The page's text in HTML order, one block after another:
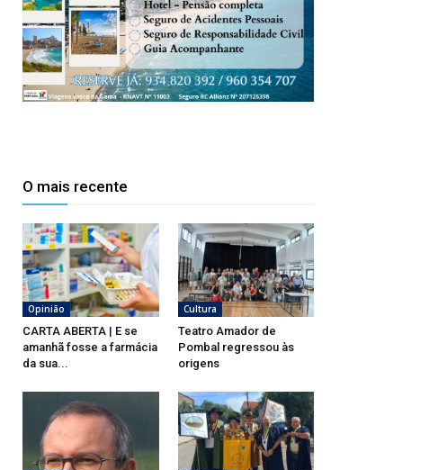
O mais recente
Opinião
CARTA ABERTA | E se
amanhã fosse a farmácia
da sua...
Cultura
Teatro Amador de
Pombal regressou às
origens